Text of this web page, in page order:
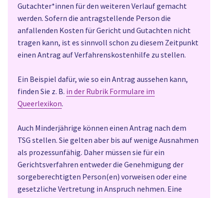
Gutachter*innen für den weiteren Verlauf gemacht
werden. Sofern die antragstellende Person die
anfallenden Kosten für Gericht und Gutachten nicht
tragen kann, ist es sinnvoll schon zu diesem Zeitpunkt
einen Antrag auf Verfahrenskostenhilfe zu stellen.
Ein Beispiel dafür, wie so ein Antrag aussehen kann,
finden Sie z. B. in der Rubrik Formulare im
Queerlexikon.
Auch Minderjährige können einen Antrag nach dem
TSG stellen. Sie gelten aber bis auf wenige Ausnahmen
als prozessunfähig. Daher müssen sie für ein
Gerichtsverfahren entweder die Genehmigung der
sorgeberechtigten Person(en) vorweisen oder eine
gesetzliche Vertretung in Anspruch nehmen. Eine